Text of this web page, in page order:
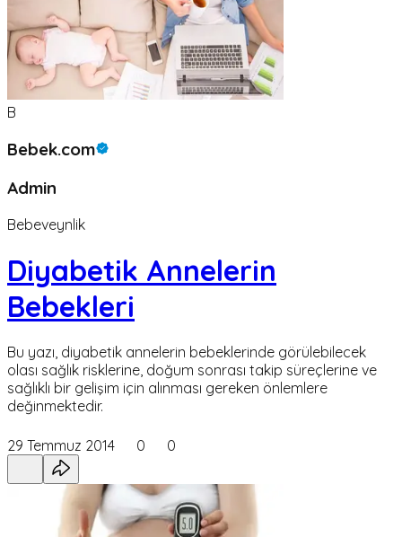
B
Bebek.com
Admin
Bebeveynlik
Diyabetik Annelerin
Bebekleri
Bu yazı, diyabetik annelerin bebeklerinde görülebilecek
olası sağlık risklerine, doğum sonrası takip süreçlerine ve
sağlıklı bir gelişim için alınması gereken önlemlere
değinmektedir.
29 Temmuz 2014 0 0